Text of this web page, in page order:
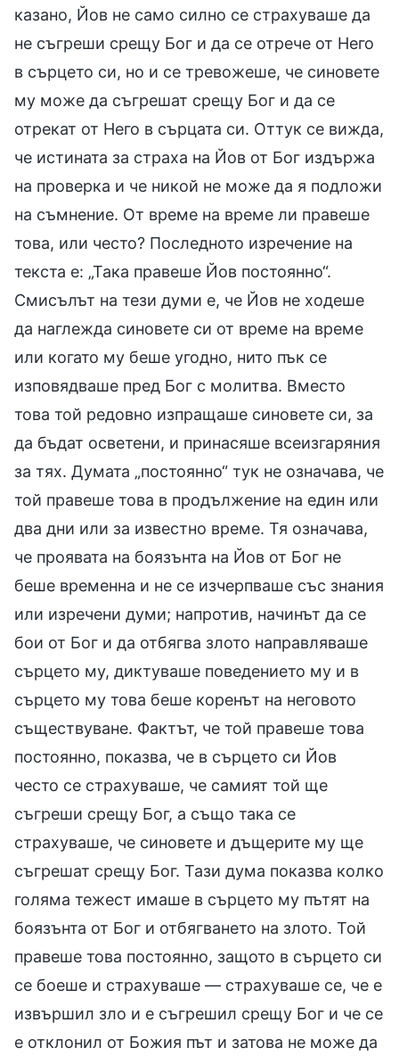
казано, Йов не само силно се страхуваше да
не съгреши срещу Бог и да се отрече от Него
в сърцето си, но и се тревожеше, че синовете
му може да съгрешат срещу Бог и да се
отрекат от Него в сърцата си. Оттук се вижда,
че истината за страха на Йов от Бог издържа
на проверка и че никой не може да я подложи
на съмнение. От време на време ли правеше
това, или често? Последното изречение на
текста е: „Така правеше Йов постоянно“.
Смисълът на тези думи е, че Йов не ходеше
да наглежда синовете си от време на време
или когато му беше угодно, нито пък се
изповядваше пред Бог с молитва. Вместо
това той редовно изпращаше синовете си, за
да бъдат осветени, и принасяше всеизгаряния
за тях. Думата „постоянно“ тук не означава, че
той правеше това в продължение на един или
два дни или за известно време. Тя означава,
че проявата на боязънта на Йов от Бог не
беше временна и не се изчерпваше със знания
или изречени думи; напротив, начинът да се
бои от Бог и да отбягва злото направляваше
сърцето му, диктуваше поведението му и в
сърцето му това беше коренът на неговото
съществуване. Фактът, че той правеше това
постоянно, показва, че в сърцето си Йов
често се страхуваше, че самият той ще
съгреши срещу Бог, а също така се
страхуваше, че синовете и дъщерите му ще
съгрешат срещу Бог. Тази дума показва колко
голяма тежест имаше в сърцето му пътят на
боязънта от Бог и отбягването на злото. Той
правеше това постоянно, защото в сърцето си
се боеше и страхуваше — страхуваше се, че е
извършил зло и е съгрешил срещу Бог и че се
е отклонил от Божия път и затова не може да